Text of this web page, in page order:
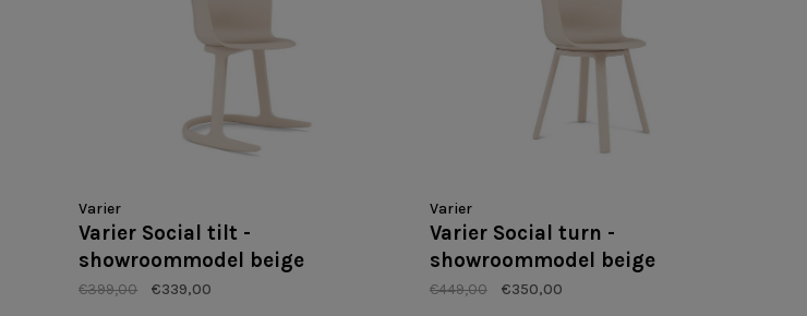
Varier
Varier Social tilt -
showroommodel beige
€399,00 €339,00
Varier
Varier Social turn -
showroommodel beige
€449,00 €350,00